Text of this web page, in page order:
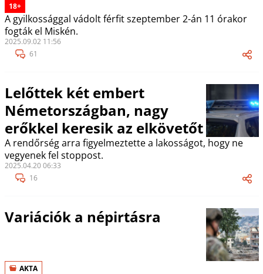
18+
A gyilkossággal vádolt férfit szeptember 2-án 11 órakor
fogták el Miskén.
2025.09.02 11:56
61
Lelőttek két embert
Németországban, nagy
erőkkel keresik az elkövetőt
A rendőrség arra figyelmeztette a lakosságot, hogy ne
vegyenek fel stoppost.
2025.04.20 06:33
16
Variációk a népirtásra
AKTA